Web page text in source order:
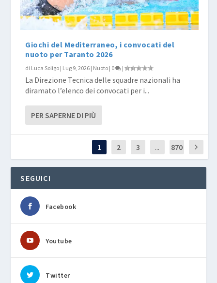
Giochi del Mediterraneo, i convocati del
nuoto per Taranto 2026
di Luca Soligo | Lug 9, 2026 | Nuoto | 0 |
La Direzione Tecnica delle squadre nazionali ha
diramato l’elenco dei convocati per i...
PER SAPERNE DI PIÙ
1 2 3 ... 870
SEGUICI
Facebook
Youtube
Twitter